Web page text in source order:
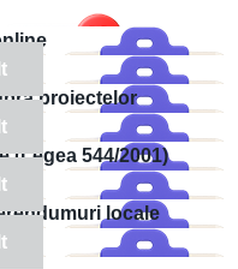
proiectelor
(Legea 544/2001)
locale